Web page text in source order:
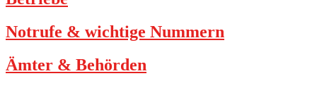
Notrufe & wichtige Nummern
Ämter & Behörden